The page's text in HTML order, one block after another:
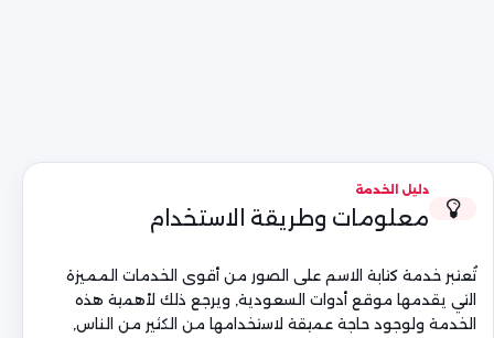
دليل الخدمة
معلومات وطريقة الاستخدام
تُعتبر خدمة كتابة الاسم على الصور من أقوى الخدمات المميزة
التي يقدمها موقع أدوات السعودية, ويرجع ذلك لأهمية هذه
الخدمة ولوجود حاجة عميقة لاستخدامها من الكثير من الناس,